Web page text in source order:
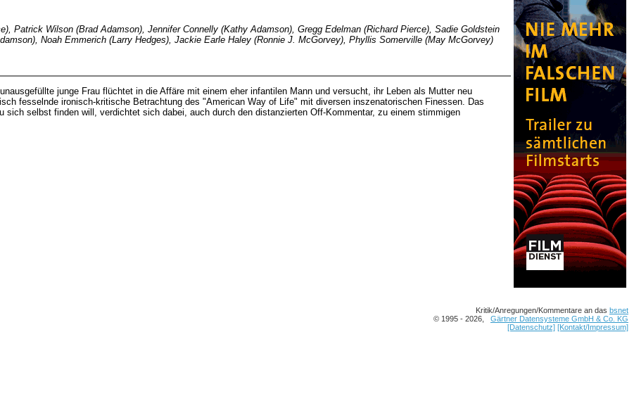
Patrick Wilson (Brad Adamson), Jennifer Connelly (Kathy Adamson), Gregg Edelman (Richard Pierce), Sadie Goldstein
Noah Emmerich (Larry Hedges), Jackie Earle Haley (Ronnie J. McGorvey), Phyllis Somerville (May McGorvey)
junge Frau flüchtet in die Affäre mit einem eher infantilen Mann und versucht, ihr Leben als Mutter neu
fesselnde ironisch-kritische Betrachtung des "American Way of Life" mit diversen inszenatorischen Finessen. Das
sich selbst finden will, verdichtet sich dabei, auch durch den distanzierten Off-Kommentar, zu einem stimmigen
Kritik/Anregungen/Kommentare an das bsnet
© 1995 - 2026, Gärtner Datensysteme GmbH & Co. KG
[Datenschutz] [Kontakt/Impressum]